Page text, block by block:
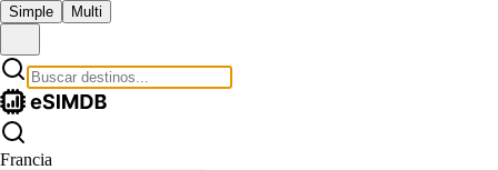
Simple Multi
Francia